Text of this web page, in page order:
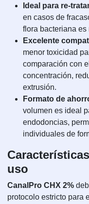
Ideal para re-
en casos de
flora bacteriana es
Excelente
menor toxicidad
comparación con
concentración,
extrusión.
Formato de
volumen es ideal
endodoncias,
individuales de
uso
CanalPro CHX 2%
protocolo estricto para